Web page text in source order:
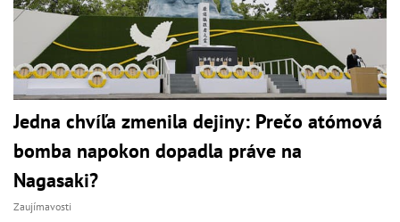
Jedna chvíľa zmenila dejiny: Prečo atómová
bomba napokon dopadla práve na
Nagasaki?
Zaujímavosti